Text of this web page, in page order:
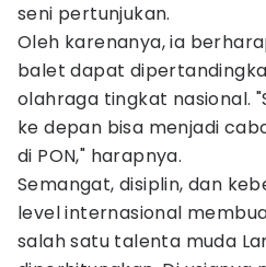
seni pertunjukan.
Oleh karenanya, ia
balet dapat
olahraga tingkat nasional.
ke depan bisa menjadi
di PON," harapnya.
Semangat, disiplin, dan
level internasional
salah satu talenta muda